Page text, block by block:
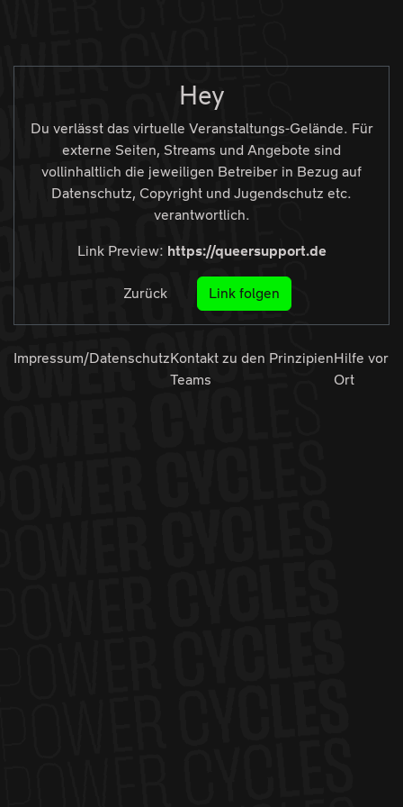
Hey
Du verlässt das virtuelle Veranstaltungs-Gelände. Für
externe Seiten, Streams und Angebote sind
vollinhaltlich die jeweiligen Betreiber in Bezug auf
Datenschutz, Copyright und Jugendschutz etc.
verantwortlich.
Link Preview: https://queersupport.de
Zurück Link folgen
Impressum/DatenschutzKontakt zu den
Teams
PrinzipienHilfe vor
Ort